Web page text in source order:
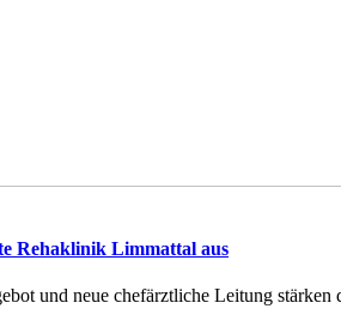
Rehaklinik Limmattal aus
und neue chefärztliche Leitung